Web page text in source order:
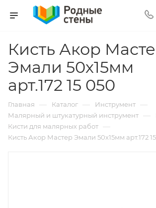
Кисть Акор
Эмали 50х15мм
арт.172 15 050
Главная — Каталог — Инструмент —
Малярный и штукатурный инструмент —
Кисти для малярных работ —
Кисть Акор Мастер Эмали 50х15мм арт.172